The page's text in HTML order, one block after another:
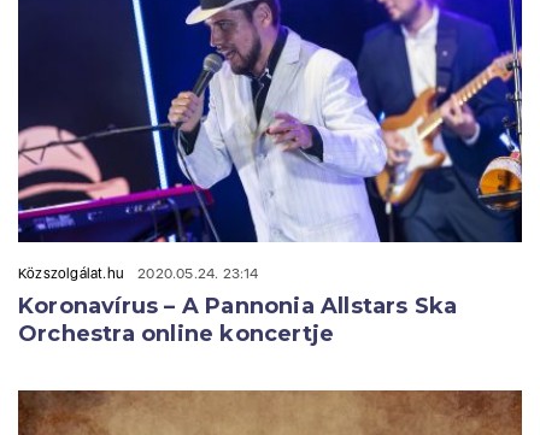
Közszolgálat.hu 2020.05.24. 23:14
Koronavírus – A Pannonia Allstars Ska
Orchestra online koncertje